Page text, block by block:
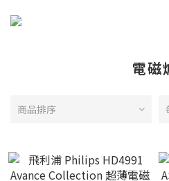
電磁
商品排序